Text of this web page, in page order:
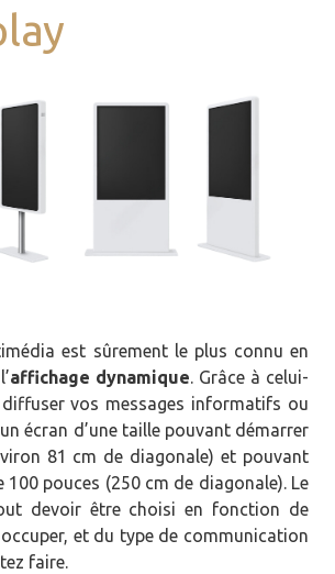
est sûrement le plus connu en
affichage dynamique. Grâce à celui-
vos messages informatifs ou
écran d’une taille pouvant démarrer
81 cm de diagonale) et pouvant
100 pouces (250 cm de diagonale). Le
devoir être choisi en fonction de
occuper, et du type de communication
faire.